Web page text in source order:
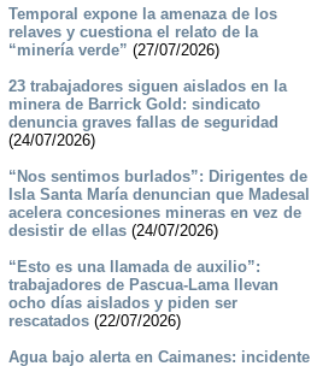
Temporal expone la amenaza de los
relaves y cuestiona el relato de la
“minería verde” (27/07/2026)
23 trabajadores siguen aislados en la
minera de Barrick Gold: sindicato
denuncia graves fallas de seguridad
(24/07/2026)
“Nos sentimos burlados”: Dirigentes de
Isla Santa María denuncian que Madesal
acelera concesiones mineras en vez de
desistir de ellas(24/07/2026)
“Esto es una llamada de auxilio”:
trabajadores de Pascua-Lama llevan
ocho días aislados y piden ser
rescatados(22/07/2026)
Agua bajo alerta en Caimanes: incidente